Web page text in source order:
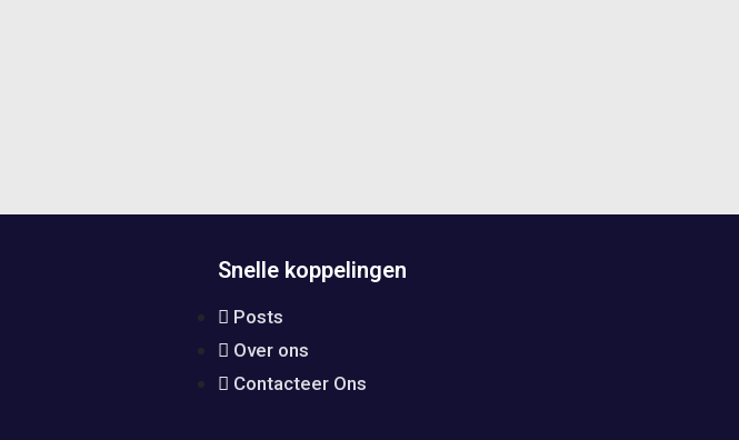
Snelle koppelingen
Posts
Over ons
Contacteer Ons